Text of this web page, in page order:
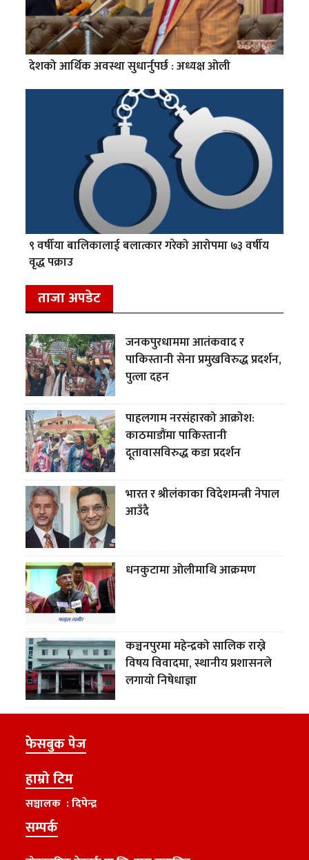
देशको आर्थिक अवस्था सुधार्नुपर्छ : अध्यक्ष ओली
९ वर्षीया बालिकालाई बलात्कार गरेको आरोपमा ७३ वर्षीय
वृद्ध पक्राउ
ताजा अपडेट
जनकपुरधाममा आतंकवाद र
पाकिस्तानी सेना प्रमुखविरुद्ध प्रदर्शन,
पुत्ला दहन
पाहलगाम नरसंहारको आक्रोश:
काठमाडौंमा पाकिस्तानी
दूतावासविरुद्ध कडा प्रदर्शन
भारत र श्रीलंकाका विदेशमन्त्री नेपाल
आउँदै
धनकुटामा ओलीमाथि आक्रमण
कञ्चनपुरमा महेन्द्रको सालिक राख्ने
विषय विवादमा, स्थानीय प्रशासनले
लगायो निषेधाज्ञा
फेसबुक पेज
हाम्रो टिम
सञ्चालक : दिपेन्द्र
सम्पर्क